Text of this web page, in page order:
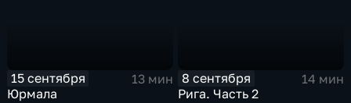
15 сентября
13 мин
Юрмала
8 сентября
14 мин
Рига. Часть 2